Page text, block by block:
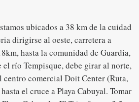
ubicados a 38 km de la cuidad
dirigirse al oeste, carretera a
hasta la comunidad de Guardia,
el río Tempisque, debe girar al norte,
centro comercial Doit Center (Ruta,
el cruce a Playa Cabuyal. Tomar